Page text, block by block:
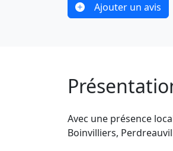
Ajouter un avis
Avec une présence
Boinvilliers,